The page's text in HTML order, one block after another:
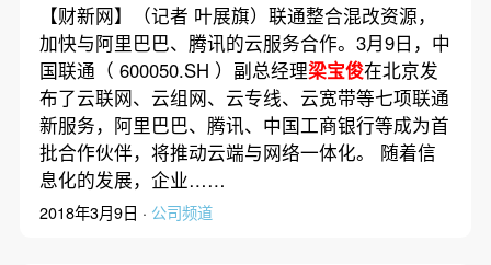
【财新网】（记者 叶展旗）联通整合混改资源，
加快与阿里巴巴、腾讯的云服务合作。3月9日，中
国联通（ 600050.SH ）副总经理梁宝俊在北京发
布了云联网、云组网、云专线、云宽带等七项联通
新服务，阿里巴巴、腾讯、中国工商银行等成为首
批合作伙伴，将推动云端与网络一体化。 随着信
息化的发展，企业……
2018年3月9日 · 公司频道